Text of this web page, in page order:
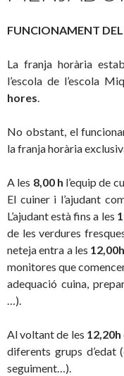
FUNCIONAMENT
La franja horària
l’escola de l’escola
hores.
No obstant, el
la franja horària
A les 8,00 h l’equip de
El cuiner i l’ajudant
L’ajudant està fins a les
de les verdures
neteja entra a les 12,00h
monitores que
adequació cuina,
…).
Al voltant de les 12,20h
diferents grups d’edat
seguiment…).